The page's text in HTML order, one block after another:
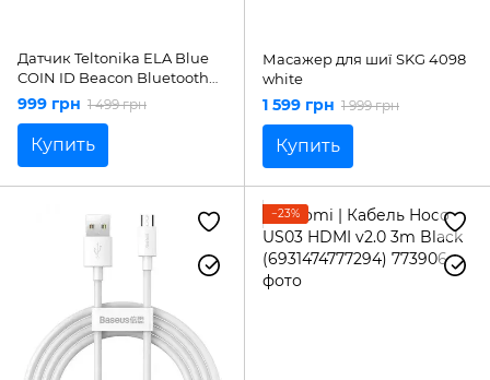
Датчик Teltonika ELA Blue
COIN ID Beacon Bluetooth
PPEX00000770
999 грн 1 499 грн
Купить
Масажер для шиї SKG 4098
white
1 599 грн 1 999 грн
Купить
−23%